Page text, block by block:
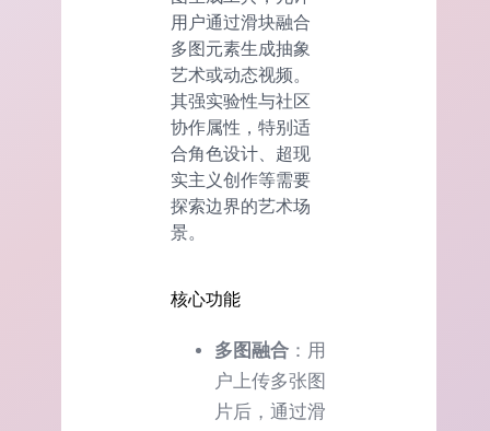
用户通过滑块融合
多图元素生成抽象
艺术或动态视频。
其强实验性与社区
协作属性，特别适
合角色设计、超现
实主义创作等需要
探索边界的艺术场
景。
核心功能
多图融合 ：用
户上传多张图
片后，通过滑